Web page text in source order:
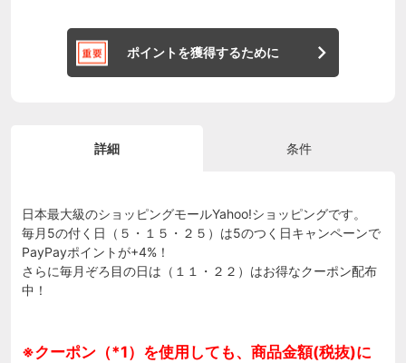
ポイントを獲得するために
詳細 条件
日本最大級のショッピングモールYahoo!ショッピングです。
毎月5の付く日（５・１５・２５）は5のつく日キャンペーンで
PayPayポイントが+4%！
さらに毎月ぞろ目の日は（１１・２２）はお得なクーポン配布
中！
※クーポン（*1）を使用しても、商品金額(税抜)に